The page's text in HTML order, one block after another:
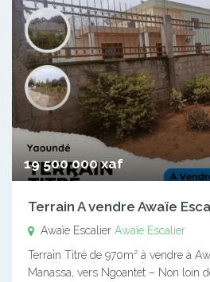
19 500 000 xaf
Terrain A vendre Awaïe
Awaïe Escalier Awaïe Escalier
Terrain Titré de 970m² à vendre à
Manassa, vers Ngoantet – Non loin